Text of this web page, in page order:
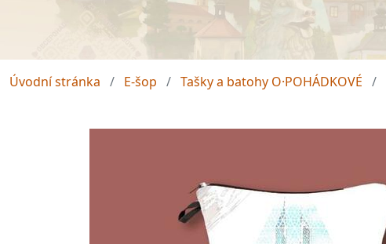
Úvodní stránka E-šop Tašky a batohy O·POHÁDKOVÉ